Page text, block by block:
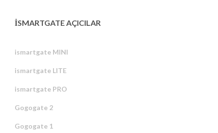
ISMARTGATE AÇICILAR
ismartgate MINI
ismartgate LITE
ismartgate PRO
Gogogate 2
Gogogate 1